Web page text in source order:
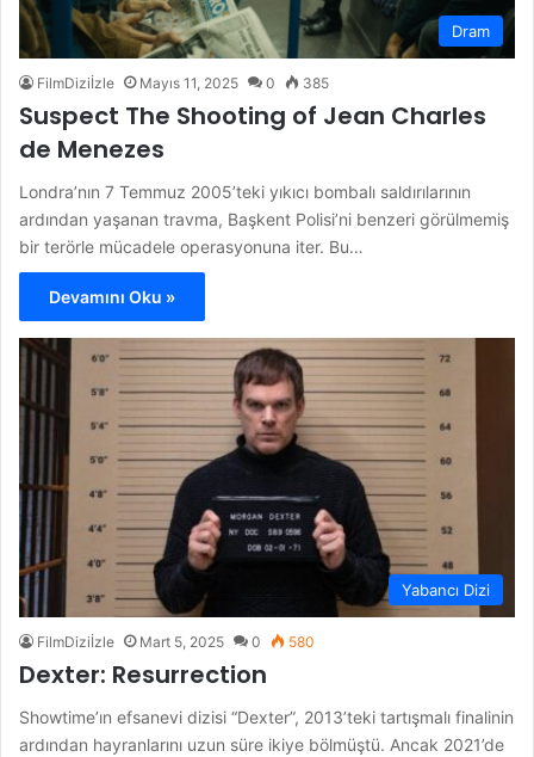
Dram
FilmDiziİzle Mayıs 11, 2025 0 385
Suspect The Shooting of Jean Charles
de Menezes
Londra’nın 7 Temmuz 2005’teki yıkıcı bombalı saldırılarının
ardından yaşanan travma, Başkent Polisi’ni benzeri görülmemiş
bir terörle mücadele operasyonuna iter. Bu…
Devamını Oku »
Yabancı Dizi
FilmDiziİzle Mart 5, 2025 0 580
Dexter: Resurrection
Showtime’ın efsanevi dizisi “Dexter”, 2013’teki tartışmalı finalinin
ardından hayranlarını uzun süre ikiye bölmüştü. Ancak 2021’de